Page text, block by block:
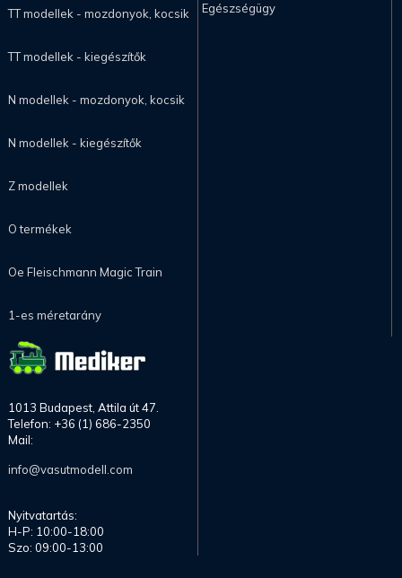
TT modellek - mozdonyok, kocsik
TT modellek - kiegészítők
N modellek - mozdonyok, kocsik
N modellek - kiegészítők
Z modellek
O termékek
Oe Fleischmann Magic Train
1-es méretarány
Egészségügy
1013 Budapest, Attila út 47.
Telefon: +36 (1) 686-2350
Mail:
info@vasutmodell.com
Nyitvatartás:
H-P: 10:00-18:00
Szo: 09:00-13:00